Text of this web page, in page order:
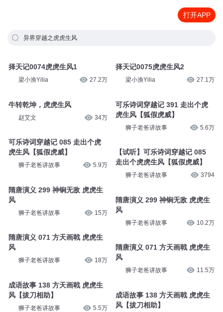
打开APP
异界穿越之虎虎生风
择天记0074虎虎生风1
梁小渔Yilia 27.2万
牛转乾坤，虎虎生风
赵艾文 34万
可乐诗词穿越记 085 走出个虎
虎生风【狐假虎威】
狮子老爸讲故事 5.9万
隋唐演义 299 神锏无敌 虎虎生
风
狮子老爸讲故事 15万
隋唐演义 071 方天画戟 虎虎生
风
狮子老爸讲故事 18万
成语故事 138 方天画戟 虎虎生
风【拔刀相助】
狮子老爸讲故事 5.5万
择天记0075虎虎生风2
梁小渔Yilia 27.1万
可乐诗词穿越记 391 走出个虎
虎生风【狐假虎威】
狮子老爸讲故事 5.6万
【试听】可乐诗词穿越记 085
走出个虎虎生风【狐假虎威】
狮子老爸讲故事 3794
隋唐演义 299 神锏无敌 虎虎生
风
狮子老爸讲故事 10.2万
隋唐演义 071 方天画戟 虎虎生
风
狮子老爸讲故事 11.5万
成语故事 138 方天画戟 虎虎生
风【拔刀相助】